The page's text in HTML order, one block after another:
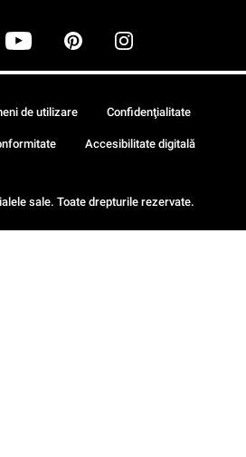
sale. Toate drepturile rezervate.
de utilizare Confidenţialitate
Accesibilitate digitală